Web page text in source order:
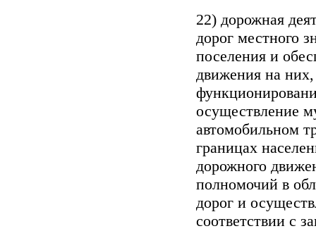
22) дорожная
дорог местного
поселения и
движения на них,
осуществление
автомобильном
границах
дорожного
полномочий в
дорог и
соответствии с